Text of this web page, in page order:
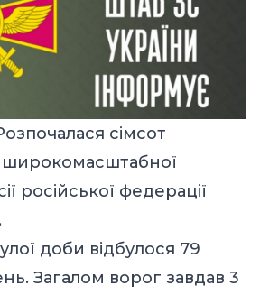
сімсот
широкомасштабної
російської федерації
доби відбулося 79
Загалом ворог завдав 3